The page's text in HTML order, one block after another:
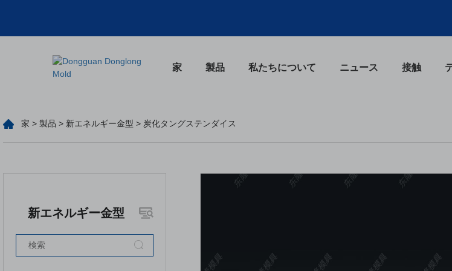
家 製品 私たちについて ニュース 接触
家 > 製品 > 新エネルギー金型 > 炭化タングステンダイス
新エネルギー金型